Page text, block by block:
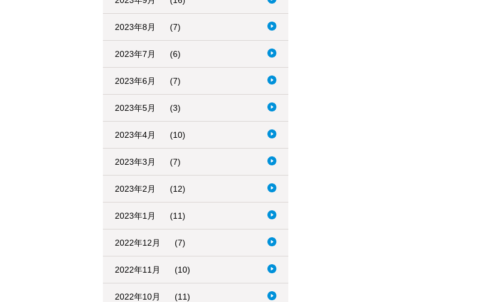
2023年8月 (7)
2023年7月 (6)
2023年6月 (7)
2023年5月 (3)
2023年4月 (10)
2023年3月 (7)
2023年2月 (12)
2023年1月 (11)
2022年12月 (7)
2022年11月 (10)
2022年10月 (11)